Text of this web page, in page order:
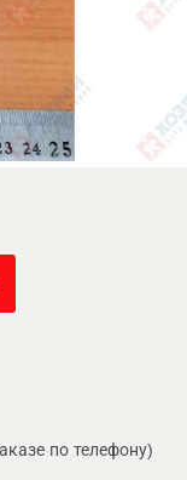
по телефону)